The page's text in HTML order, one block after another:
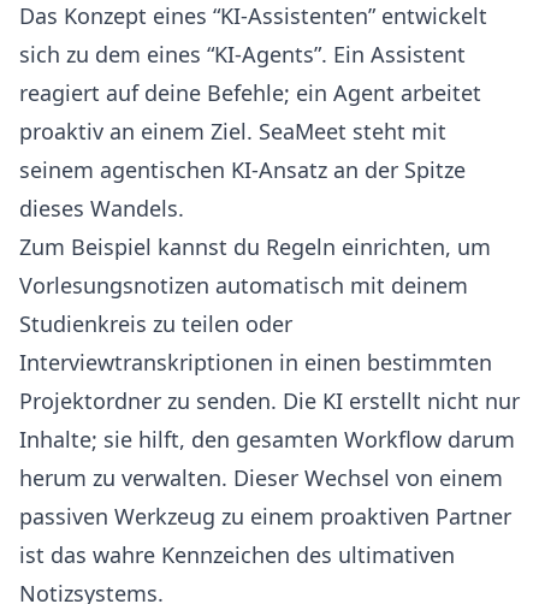
Das Konzept eines “KI-Assistenten” entwickelt
sich zu dem eines “KI-Agents”. Ein Assistent
reagiert auf deine Befehle; ein Agent arbeitet
proaktiv an einem Ziel. SeaMeet steht mit
seinem agentischen KI-Ansatz an der Spitze
dieses Wandels.
Zum Beispiel kannst du Regeln einrichten, um
Vorlesungsnotizen automatisch mit deinem
Studienkreis zu teilen oder
Interviewtranskriptionen in einen bestimmten
Projektordner zu senden. Die KI erstellt nicht nur
Inhalte; sie hilft, den gesamten Workflow darum
herum zu verwalten. Dieser Wechsel von einem
passiven Werkzeug zu einem proaktiven Partner
ist das wahre Kennzeichen des ultimativen
Notizsystems.